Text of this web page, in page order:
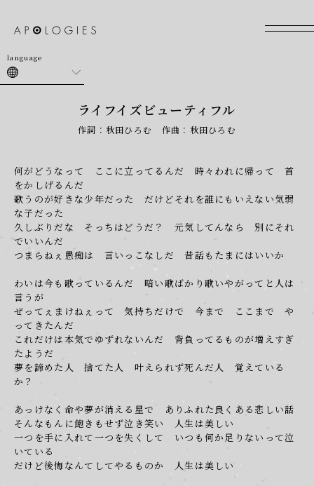
ライフイズビューティフル
作詞：秋田ひろむ 作曲：秋田ひろむ
何がどうなって ここに立ってるんだ 時々われに帰って 首
をかしげるんだ
歌うのが好きな少年だった だけどそれを誰にもいえない気弱
な子だった
久しぶりだな そっちはどうだ？ 元気してんなら 別にそれ
でいいんだ
つまらねぇ愚痴は 言いっこなしだ 昔話もたまにはいいか
わいは今も歌っているんだ 暗い歌ばかり歌いやがってと人は
言うが
ぜってぇまけねぇって 気持ちだけで 今まで ここまで や
ってきたんだ
これだけは本気でゆずれないんだ 背負ってるものが増えすぎ
たようだ
夢を諦めた人 捨てた人 叶えられず死んだ人 覚えている
か？
あっけなく命や夢が消える星で ありふれた良くある悲しい話
そんなもんに飽きもせず泣き笑い 人生は美しい
一つを手に入れて一つを失くして いつも何か足りないって泣
いている
だけど後悔なんてしてやるものか 人生は美しい